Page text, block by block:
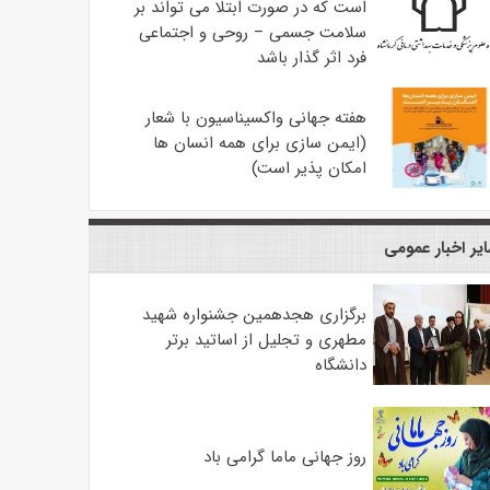
است که در صورت ابتلا می تواند بر
سلامت جسمی – روحی و اجتماعی
فرد اثر گذار باشد
هفته جهانی واکسیناسیون با شعار
(ایمن سازی برای همه انسان ها
امکان پذیر است)
اخبار عمومی
برگزاری هجدهمین جشنواره شهید
مطهری و تجلیل از اساتید برتر
دانشگاه
روز جهانی ماما گرامی باد